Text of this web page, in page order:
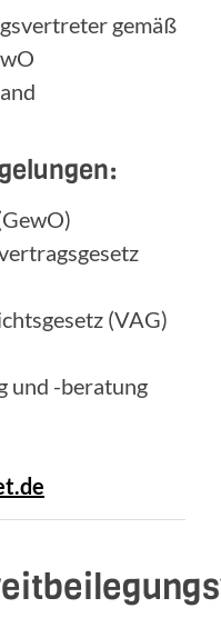
gemäß
(VAG)
und -beratung